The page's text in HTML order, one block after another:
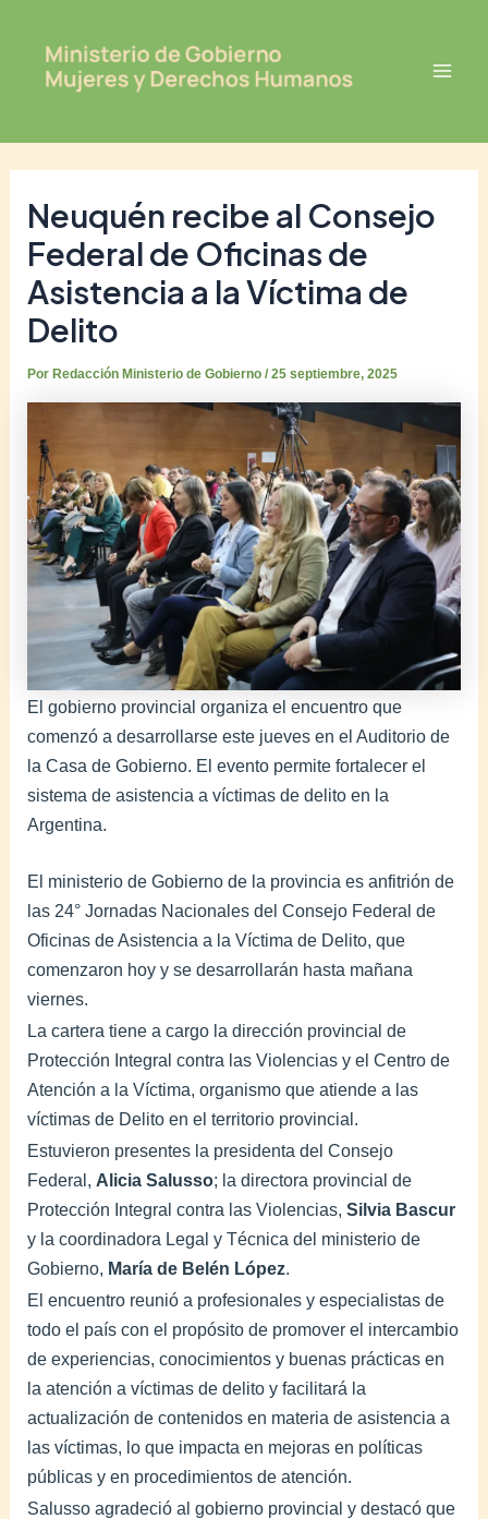
contenido
Neuquén recibe al Consejo
Federal de Oficinas de
Asistencia a la Víctima de
Delito
Por Redacción Ministerio de Gobierno/25 septiembre, 2025
El gobierno provincial organiza el encuentro que
comenzó a desarrollarse este jueves en el Auditorio de
la Casa de Gobierno. El evento permite fortalecer el
sistema de asistencia a víctimas de delito en la
Argentina.
El ministerio de Gobierno de la provincia es anfitrión de
las 24° Jornadas Nacionales del Consejo Federal de
Oficinas de Asistencia a la Víctima de Delito, que
comenzaron hoy y se desarrollarán hasta mañana
viernes.
La cartera tiene a cargo la dirección provincial de
Protección Integral contra las Violencias y el Centro de
Atención a la Víctima, organismo que atiende a las
víctimas de Delito en el territorio provincial.
Estuvieron presentes la presidenta del Consejo
Federal, Alicia Salusso; la directora provincial de
Protección Integral contra las Violencias,Silvia Bascur
y la coordinadora Legal y Técnica del ministerio de
Gobierno, María de Belén López.
El encuentro reunió a profesionales y especialistas de
todo el país con el propósito de promover el intercambio
de experiencias, conocimientos y buenas prácticas en
la atención a víctimas de delito y facilitará la
actualización de contenidos en materia de asistencia a
las víctimas, lo que impacta en mejoras en políticas
públicas y en procedimientos de atención.
Salusso agradeció al gobierno provincial y destacó que
navigation